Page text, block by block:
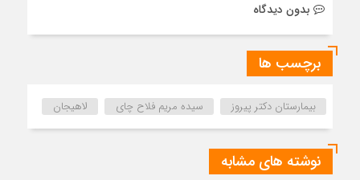
بدون دیدگاه
برچسب ها
بیمارستان دکتر پیروز سیده مریم فلاح چای لاهیجان
نوشته های مشابه